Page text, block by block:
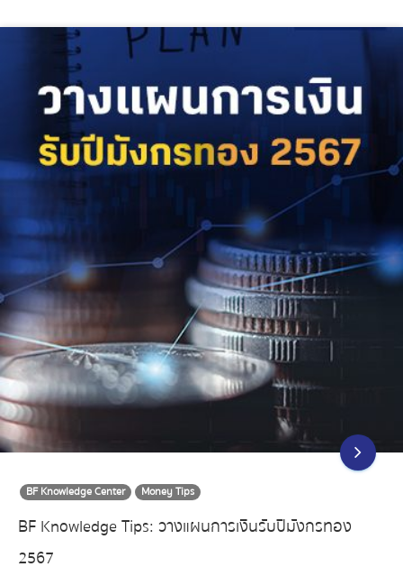
BF Knowledge Center Money Tips
BF Knowledge Tips: วางแผนการเงินรับปีมังกรทอง
2567